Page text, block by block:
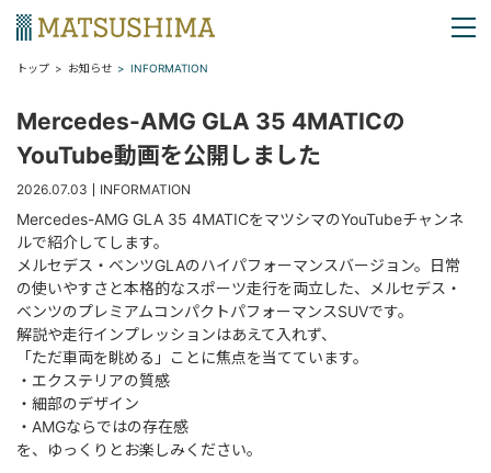
MENU
トップ お知らせ INFORMATION
Mercedes-AMG GLA 35 4MATICの
YouTube動画を公開しました
2026.07.03 INFORMATION
Mercedes-AMG GLA 35 4MATICをマツシマのYouTubeチャンネ
ルで紹介してします。
メルセデス・ベンツGLAのハイパフォーマンスバージョン。日常
の使いやすさと本格的なスポーツ走行を両立した、メルセデス・
ベンツのプレミアムコンパクトパフォーマンスSUVです。
解説や走行インプレッションはあえて入れず、
「ただ車両を眺める」ことに焦点を当てています。
・エクステリアの質感
・細部のデザイン
・AMGならではの存在感
を、ゆっくりとお楽しみください。